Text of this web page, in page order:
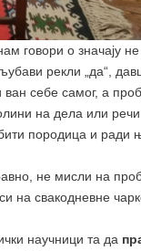
говори о значају
рекли „да“,
ван себе самог, а
на дела или речи
породица и ради
не мисли на
на свакодневне
научници та да